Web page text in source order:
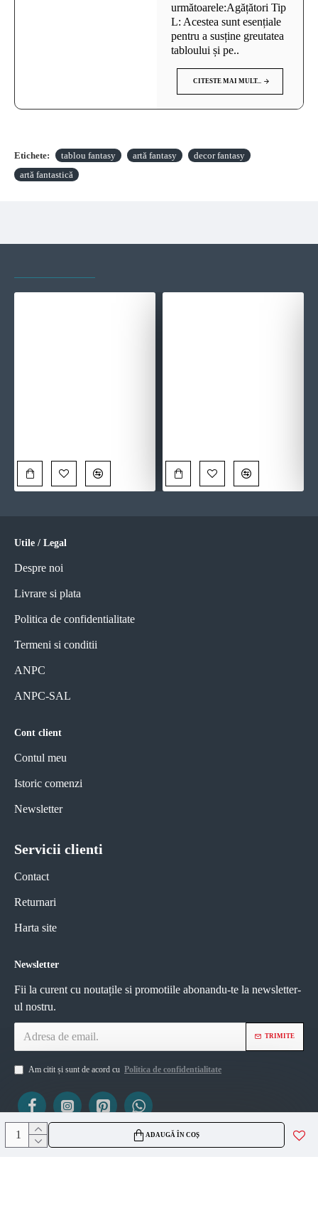
ADAUGĂ ÎN COȘ
următoarele:Agățători Tip
L: Acestea sunt esențiale
pentru a susține greutatea
tabloului și pe..
CITESTE MAI MULT...
Etichete: tablou fantasy artă fantasy
decor fantasy
artă fantastică
Utile / Legal
Despre noi
Livrare si plata
Politica de confidentialitate
Termeni si conditii
ANPC
ANPC-SAL
Cont client
Contul meu
Istoric comenzi
Newsletter
Servicii clienti
Contact
Returnari
Harta site
Newsletter
Fii la curent cu noutațile si promotiile abonandu-te la newsletter-
ul nostru.
TRIMITE
Am citit și sunt de acord cu Politica de confidentialitate
ViZIO AGS SRL